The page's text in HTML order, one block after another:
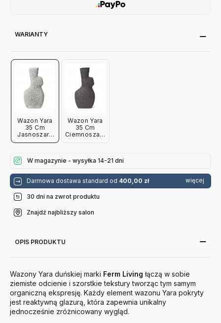
WARIANTY
Wazon Yara
35 Cm
Jasnoszary
Ferm Living
Wazon Yara
35 Cm
Ciemnoszary
W magazynie - wysyłka 14-21 dni
Darmowa dostawa standard od 400,00 zł więcej
30 dni na zwrot produktu
Znajdź najbliższy salon
OPIS PRODUKTU
Wazony Yara duńskiej marki Ferm Living łączą w sobie
ziemiste odcienie i szorstkie tekstury tworząc tym samym
organiczną ekspresję. Każdy element wazonu Yara pokryty
jest reaktywną glazurą, która zapewnia unikalny
jednocześnie zróżnicowany wygląd.